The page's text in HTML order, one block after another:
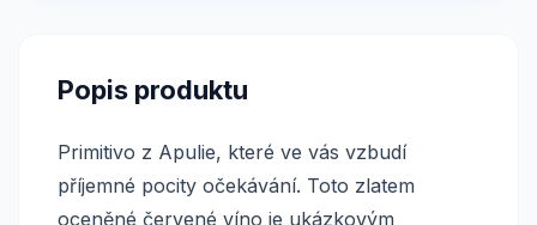
Popis produktu
Primitivo z Apulie, které ve vás vzbudí
příjemné pocity očekávání. Toto zlatem
oceněné červené víno je ukázkovým